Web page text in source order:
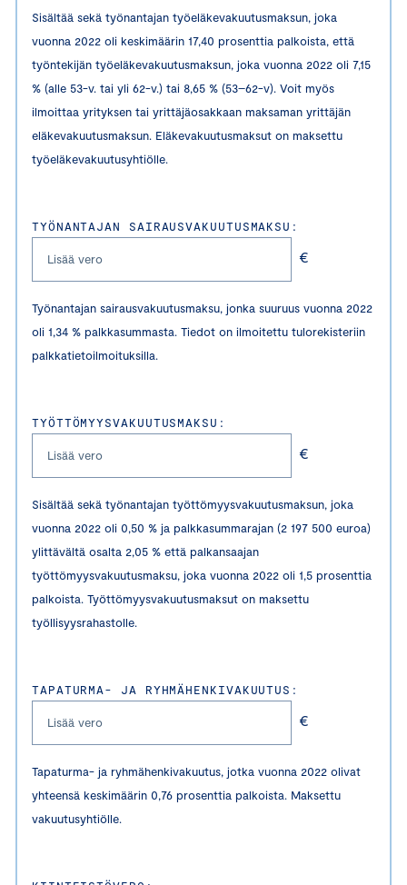
Sisältää sekä työnantajan työeläkevakuutusmaksun, joka
vuonna 2022 oli keskimäärin 17,40 prosenttia palkoista, että
työntekijän työeläkevakuutusmaksun, joka vuonna 2022 oli 7,15
% (alle 53-v. tai yli 62-v.) tai 8,65 % (53–62-v). Voit myös
ilmoittaa yrityksen tai yrittäjäosakkaan maksaman yrittäjän
eläkevakuutusmaksun. Eläkevakuutusmaksut on maksettu
työeläkevakuutusyhtiölle.
TYÖNANTAJAN SAIRAUSVAKUUTUSMAKSU:
€
Työnantajan sairausvakuutusmaksu, jonka suuruus vuonna 2022
oli 1,34 % palkkasummasta. Tiedot on ilmoitettu tulorekisteriin
palkkatietoilmoituksilla.
TYÖTTÖMYYSVAKUUTUSMAKSU:
€
Sisältää sekä työnantajan työttömyysvakuutusmaksun, joka
vuonna 2022 oli 0,50 % ja palkkasummarajan (2 197 500 euroa)
ylittävältä osalta 2,05 % että palkansaajan
työttömyysvakuutusmaksu, joka vuonna 2022 oli 1,5 prosenttia
palkoista. Työttömyysvakuutusmaksut on maksettu
työllisyysrahastolle.
TAPATURMA- JA RYHMÄHENKIVAKUUTUS:
€
Tapaturma- ja ryhmähenkivakuutus, jotka vuonna 2022 olivat
yhteensä keskimäärin 0,76 prosenttia palkoista. Maksettu
vakuutusyhtiölle.